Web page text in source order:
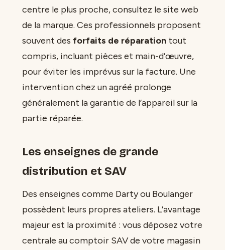
centre le plus proche, consultez le site web
de la marque. Ces professionnels proposent
souvent des forfaits de réparation tout
compris, incluant pièces et main-d’œuvre,
pour éviter les imprévus sur la facture. Une
intervention chez un agréé prolonge
généralement la garantie de l’appareil sur la
partie réparée.
Les enseignes de grande
distribution et SAV
Des enseignes comme Darty ou Boulanger
possèdent leurs propres ateliers. L’avantage
majeur est la proximité : vous déposez votre
centrale au comptoir SAV de votre magasin